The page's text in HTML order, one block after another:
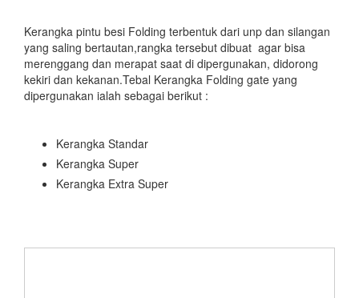
Kerangka pintu besi Folding terbentuk dari unp dan silangan
yang saling bertautan,rangka tersebut dibuat agar bisa
merenggang dan merapat saat di dipergunakan, didorong
kekiri dan kekanan.Tebal Kerangka Folding gate yang
dipergunakan ialah sebagai berikut :
Kerangka Standar
Kerangka Super
Kerangka Extra Super